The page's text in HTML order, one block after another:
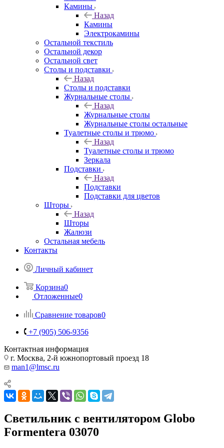
Камины
Назад
Камины
Электрокамины
Остальной текстиль
Остальной декор
Остальной свет
Столы и подставки
Назад
Столы и подставки
Журнальные столы
Назад
Журнальные столы
Журнальные столы остальные
Туалетные столы и трюмо
Назад
Туалетные столы и трюмо
Зеркала
Подставки
Назад
Подставки
Подставки для цветов
Шторы
Назад
Шторы
Жалюзи
Остальная мебель
Контакты
Личный кабинет
Корзина0
Отложенные0
Сравнение товаров0
+7 (905) 506-9356
Контактная информация
г. Москва, 2-й южнопортовый проезд 18
man1@lmsc.ru
Светильник с вентилятором Globo
Formentera 03070